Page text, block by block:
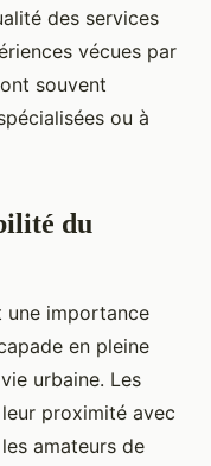
des services
vécues par
souvent
ou à
du
une importance
en pleine
urbaine. Les
proximité avec
amateurs de